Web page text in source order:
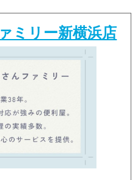
ミリー新横浜店